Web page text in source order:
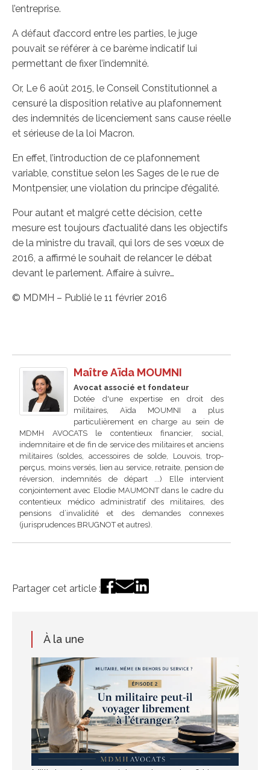
l’entreprise.
A défaut d’accord entre les parties, le juge
pouvait se référer à ce barème indicatif lui
permettant de fixer l’indemnité.
Or, Le 6 août 2015, le Conseil Constitutionnel a
censuré la disposition relative au plafonnement
des indemnités de licenciement sans cause réelle
et sérieuse de la loi Macron.
En effet, l’introduction de ce plafonnement
variable, constitue selon les Sages de le rue de
Montpensier, une violation du principe d’égalité.
Pour autant et malgré cette décision, cette
mesure est toujours d’actualité dans les objectifs
de la ministre du travail, qui lors de ses vœux de
2016, a affirmé le souhait de relancer le débat
devant le parlement. Affaire à suivre…
© MDMH – Publié le 11 février 2016
Maître Aïda MOUMNI
Avocat associé et fondateur
Dotée d'une expertise en droit des
militaires, Aïda MOUMNI a plus
particulièrement en charge au sein de
MDMH AVOCATS le contentieux financier, social,
indemnitaire et de fin de service des militaires et anciens
militaires (soldes, accessoires de solde, Louvois, trop-
perçus, moins versés, lien au service, retraite, pension de
réversion, indemnités de départ ...) Elle intervient
conjointement avec Elodie MAUMONT dans le cadre du
contentieux médico administratif des militaires, des
pensions d’invalidité et des demandes connexes
(jurisprudences BRUGNOT et autres).
Partager cet article :
À la une